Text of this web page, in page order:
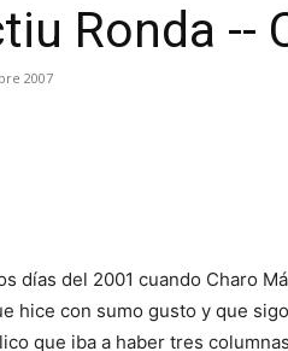
Ronda --
2007
días del 2001 cuando Charo
hice con sumo gusto y que
que iba a haber tres